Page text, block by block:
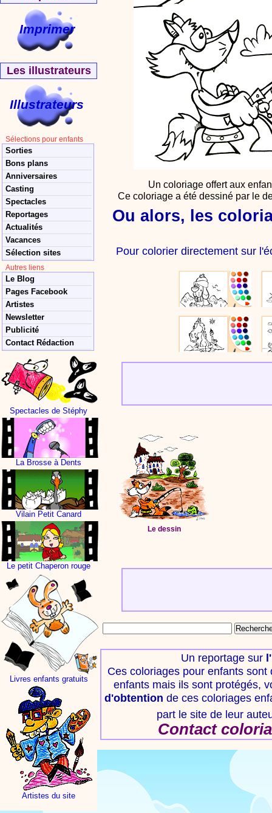
Imprimer
Les illustrateurs
Illustrateurs
Sélections pour enfants
Sorties
Bons plans
Anniversaires
Casting
Spectacles
Reportages
Actualités
Vacances
Sélection sites
Autres liens
Le Blog
Pages Facebook
Artistes
Newsletter
Publicité
Contact Rédaction
Spectacles de Stéphy
La Brosse à Dents
Vilain Petit Canard
Le petit Chaperon rouge
Livres enfants gratuits
Artistes du site
Un coloriage offert aux
Ce coloriage a été dessiné par le
Ou alors, les
Pour colorier directement sur
Le dessin
Un reportage sur
Ces coloriages pour enfants
enfants mais ils sont protégés,
d'obtention de ces coloriages
part le site de leur
Contact